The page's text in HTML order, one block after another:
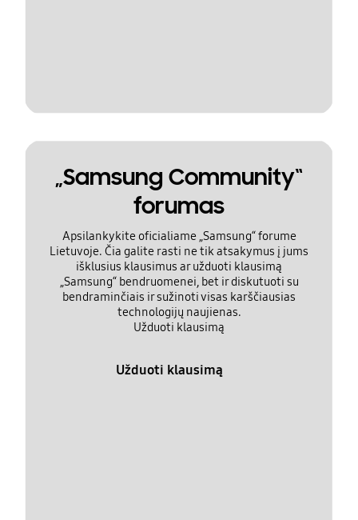
„Samsung Community“
forumas
Apsilankykite oficialiame „Samsung“ forume
Lietuvoje. Čia galite rasti ne tik atsakymus į jums
išklusius klausimus ar užduoti klausimą
„Samsung“ bendruomenei, bet ir diskutuoti su
bendraminčiais ir sužinoti visas karščiausias
technologijų naujienas.
Užduoti klausimą
Užduoti klausimą